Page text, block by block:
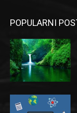
POPULARNI